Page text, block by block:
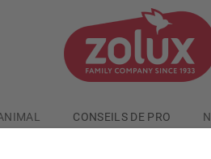
CONSEILS DE PRO